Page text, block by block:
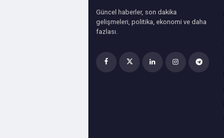
Güncel haberler, son dakika
gelişmeleri, politika, ekonomi ve daha
fazlası.